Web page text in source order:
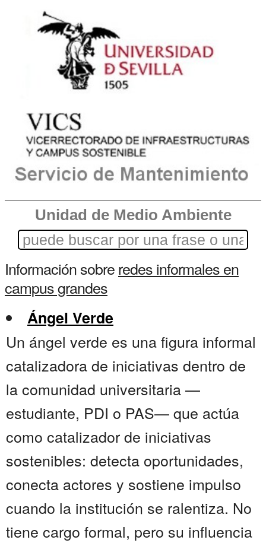
Unidad de Medio Ambiente
Información sobreredes informales en
campus grandes
Ángel Verde
Un ángel verde es una figura informal
catalizadora de iniciativas dentro de
la comunidad universitaria —
estudiante, PDI o PAS— que actúa
como catalizador de iniciativas
sostenibles: detecta oportunidades,
conecta actores y sostiene impulso
cuando la institución se ralentiza. No
tiene cargo formal, pero su influencia